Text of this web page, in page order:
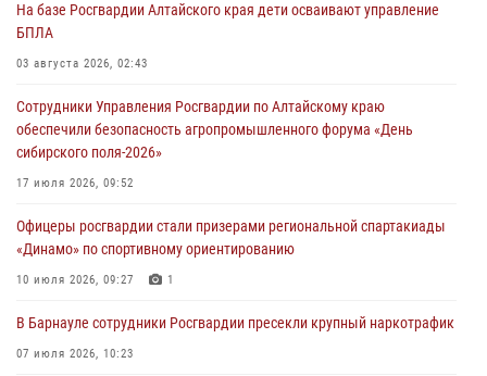
На базе Росгвардии Алтайского края дети осваивают управление
БПЛА
03 августа 2026, 02:43
Сотрудники Управления Росгвардии по Алтайскому краю
обеспечили безопасность агропромышленного форума «День
сибирского поля-2026»
17 июля 2026, 09:52
Офицеры росгвардии стали призерами региональной спартакиады
«Динамо» по спортивному ориентированию
10 июля 2026, 09:27 1
В Барнауле сотрудники Росгвардии пресекли крупный наркотрафик
07 июля 2026, 10:23